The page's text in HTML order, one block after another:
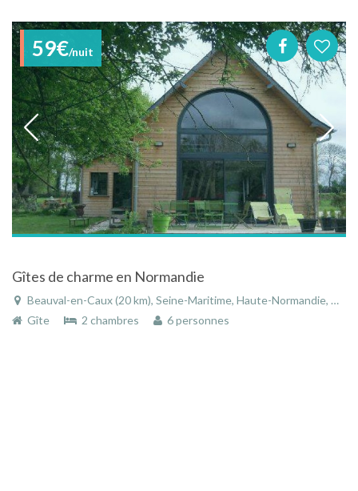
59€/nuit
Gîtes de charme en Normandie
Beauval-en-Caux (20 km), Seine-Maritime, Haute-Normandie, Normandie, France
Gîte
2 chambres 6 personnes